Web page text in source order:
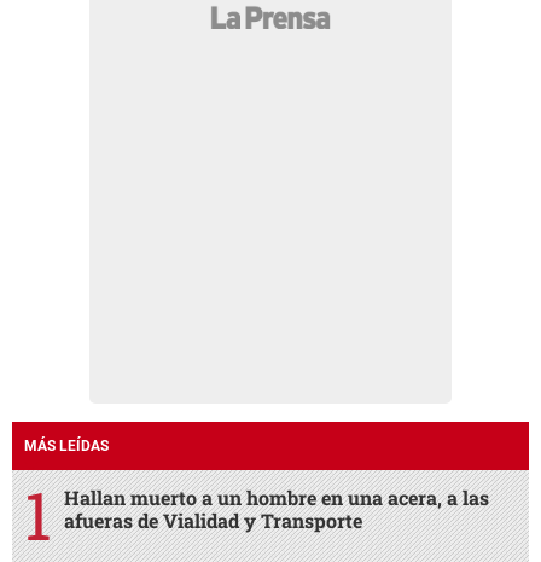
MÁS LEÍDAS
Hallan muerto a un hombre en una acera, a las
afueras de Vialidad y Transporte